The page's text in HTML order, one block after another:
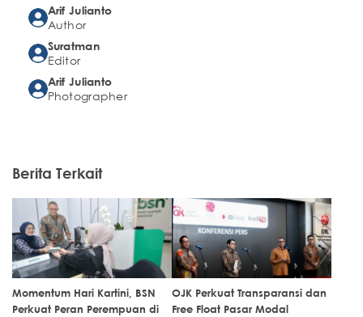
Arif Julianto
Author
Suratman
Editor
Arif Julianto
Photographer
Berita Terkait
Momentum Hari Kartini, BSN
Perkuat Peran Perempuan di
OJK Perkuat Transparansi dan
Free Float Pasar Modal